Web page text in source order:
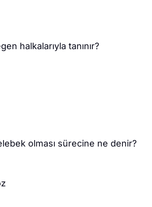
halkalarıyla tanınır?
olması sürecine ne denir?